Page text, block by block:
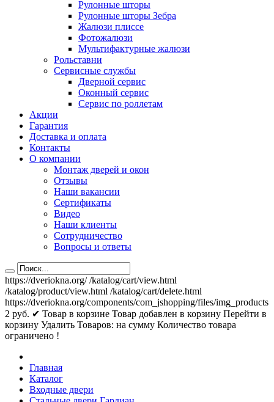
Рулонные шторы
Рулонные шторы Зебра
Жалюзи плиссе
Фотожалюзи
Мультифактурные жалюзи
Рольставни
Сервисные службы
Дверной сервис
Оконный сервис
Сервис по роллетам
Акции
Гарантия
Доставка и оплата
Контакты
О компании
Монтаж дверей и окон
Отзывы
Наши вакансии
Сертификаты
Видео
Наши клиенты
Сотрудничество
Вопросы и ответы
https://dveriokna.org/ /katalog/cart/view.html
/katalog/product/view.html /katalog/cart/delete.html
https://dveriokna.org/components/com_jshopping/files/img_products
2 руб. ✔ Товар в корзине Товар добавлен в корзину Перейти в
корзину Удалить Товаров: на сумму Количество товара
ограничено !
Главная
Каталог
Входные двери